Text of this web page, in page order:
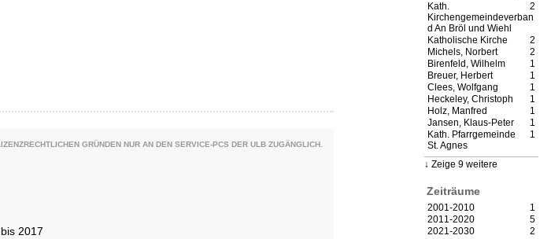
2
Kath.
Kirchengemeindeverban
d An Bröl und Wiehl
2
Katholische Kirche
2
Michels, Norbert
1
Birenfeld, Wilhelm
1
Breuer, Herbert
1
Clees, Wolfgang
1
Heckeley, Christoph
1
Holz, Manfred
1
Jansen, Klaus-Peter
1
Kath. Pfarrgemeinde
St. Agnes
Zeige 9 weitere
Zeiträume
1
2001-2010
5
2011-2020
2
2021-2030
GRÜNDEN NUR AN DEN SERVICE-PCS DER ULB ZUGÄNGLICH.
2017